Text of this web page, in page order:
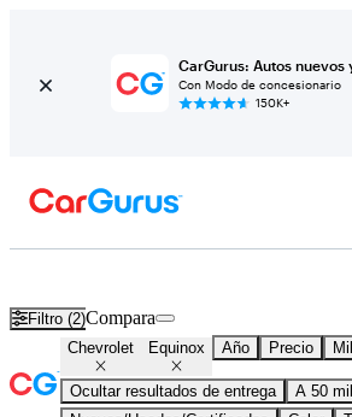
CarGurus: Autos nuevos
Con Modo de concesionario
150K+
Filtro (2)Compara
Chevrolet Equinox Año Precio
Ocultar resultados de entrega
A 50